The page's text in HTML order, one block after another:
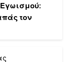
τον